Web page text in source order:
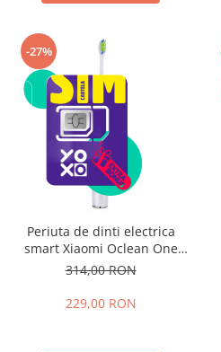
-27%
Periuta de dinti electrica
smart Xiaomi Oclean One
Alb, 3 moduri, 4 intensitati,
Bluetooth, 2600mAh
314,00 RON
229,00 RON